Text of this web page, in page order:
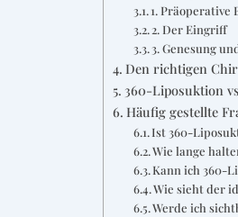
1. Präoperative
2. Der Eingriff
3. Genesung
Den richtigen
360-Liposuktion
Häufig gestellte
Ist 360-
Wie lange
Kann ich 360-
Wie sieht der
Werde ich